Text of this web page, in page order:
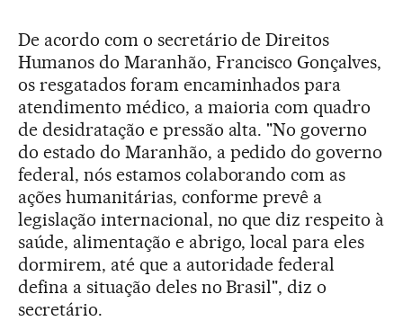
De acordo com o secretário de Direitos
Humanos do Maranhão, Francisco Gonçalves,
os resgatados foram encaminhados para
atendimento médico, a maioria com quadro
de desidratação e pressão alta. "No governo
do estado do Maranhão, a pedido do governo
federal, nós estamos colaborando com as
ações humanitárias, conforme prevê a
legislação internacional, no que diz respeito à
saúde, alimentação e abrigo, local para eles
dormirem, até que a autoridade federal
defina a situação deles no Brasil", diz o
secretário.